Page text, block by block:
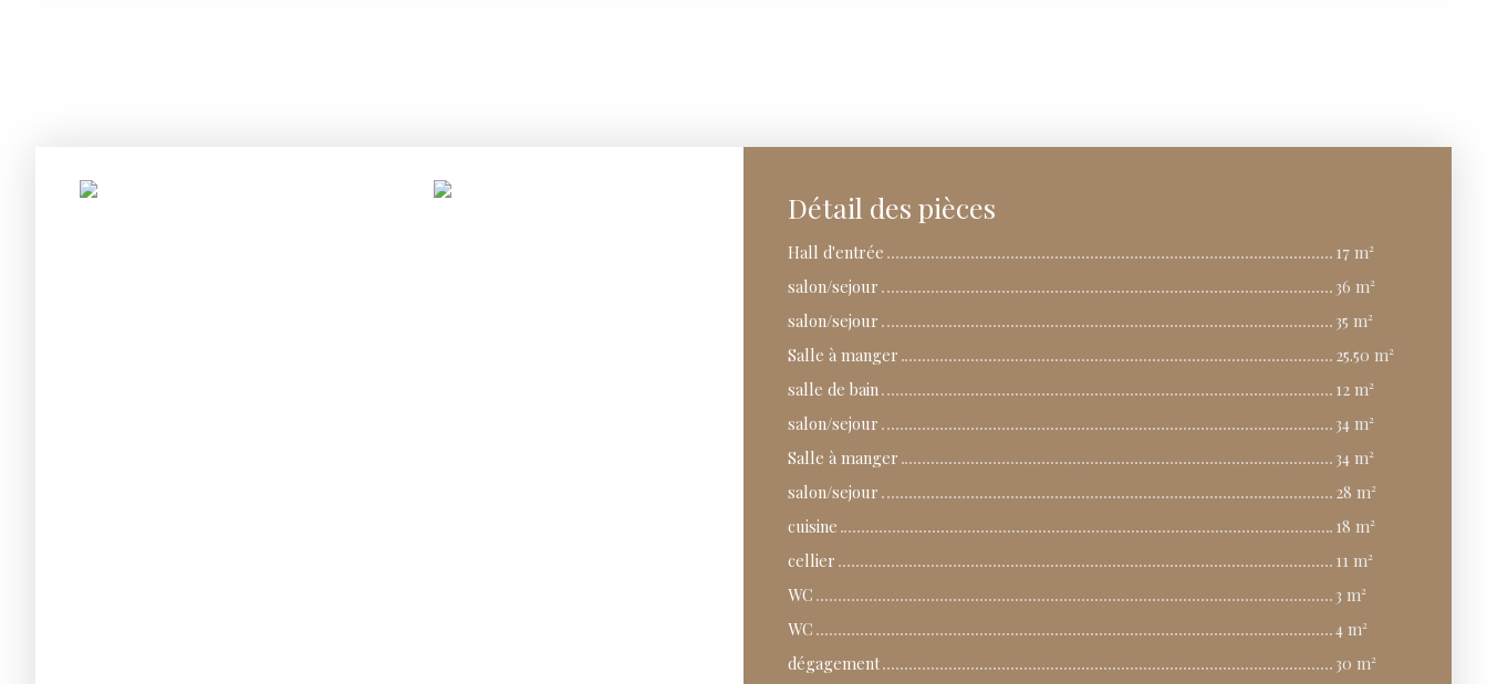
Détail des pièces
Hall d'entrée
17 m²
salon/sejour
36 m²
salon/sejour
35 m²
Salle à manger
25.50 m²
salle de bain
12 m²
salon/sejour
34 m²
Salle à manger
34 m²
salon/sejour
28 m²
cuisine
18 m²
cellier
11 m²
WC
3 m²
WC
4 m²
dégagement
30 m²